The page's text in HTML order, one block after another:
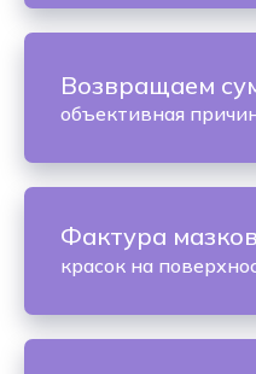
Возвращаем
объективная
Фактура мазков
красок на